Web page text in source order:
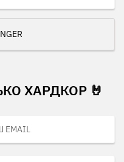
ХАРДКОР 🤘